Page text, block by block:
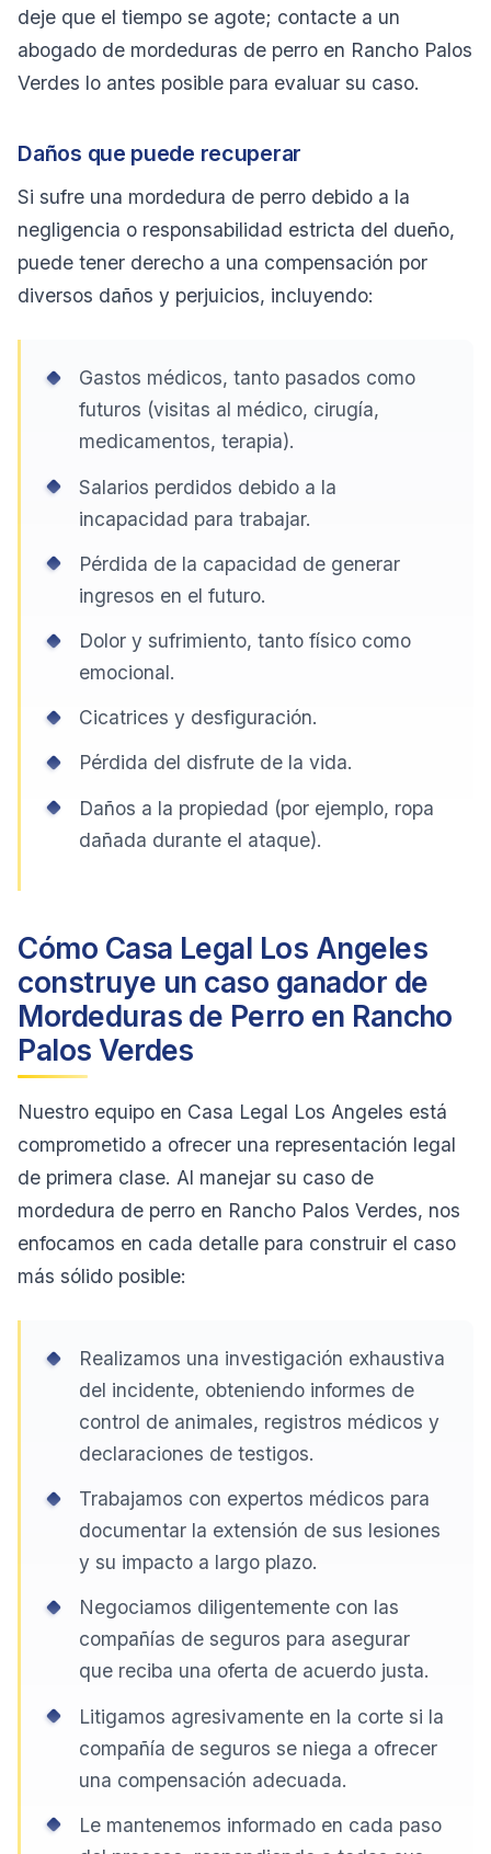
deje que el tiempo se agote; contacte a un
abogado de mordeduras de perro en Rancho Palos
Verdes lo antes posible para evaluar su caso.
Daños que puede recuperar
Si sufre una mordedura de perro debido a la
negligencia o responsabilidad estricta del dueño,
puede tener derecho a una compensación por
diversos daños y perjuicios, incluyendo:
Gastos médicos, tanto pasados como
futuros (visitas al médico, cirugía,
medicamentos, terapia).
Salarios perdidos debido a la
incapacidad para trabajar.
Pérdida de la capacidad de generar
ingresos en el futuro.
Dolor y sufrimiento, tanto físico como
emocional.
Cicatrices y desfiguración.
Pérdida del disfrute de la vida.
Daños a la propiedad (por ejemplo, ropa
dañada durante el ataque).
Cómo Casa Legal Los Angeles
construye un caso ganador de
Mordeduras de Perro en Rancho
Palos Verdes
Nuestro equipo en Casa Legal Los Angeles está
comprometido a ofrecer una representación legal
de primera clase. Al manejar su caso de
mordedura de perro en Rancho Palos Verdes, nos
enfocamos en cada detalle para construir el caso
más sólido posible:
Realizamos una investigación exhaustiva
del incidente, obteniendo informes de
control de animales, registros médicos y
declaraciones de testigos.
Trabajamos con expertos médicos para
documentar la extensión de sus lesiones
y su impacto a largo plazo.
Negociamos diligentemente con las
compañías de seguros para asegurar
que reciba una oferta de acuerdo justa.
Litigamos agresivamente en la corte si la
compañía de seguros se niega a ofrecer
una compensación adecuada.
Le mantenemos informado en cada paso